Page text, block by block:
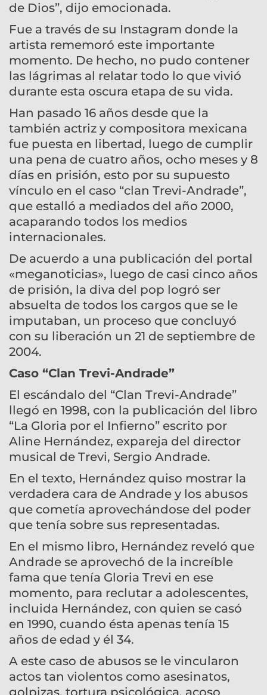
de Dios”, dijo emocionada.
Fue a través de su Instagram donde la
artista rememoró este importante
momento. De hecho, no pudo contener
las lágrimas al relatar todo lo que vivió
durante esta oscura etapa de su vida.
Han pasado 16 años desde que la
también actriz y compositora mexicana
fue puesta en libertad, luego de cumplir
una pena de cuatro años, ocho meses y 8
días en prisión, esto por su supuesto
vínculo en el caso “clan Trevi-Andrade”,
que estalló a mediados del año 2000,
acaparando todos los medios
internacionales.
De acuerdo a una publicación del portal
«meganoticias», luego de casi cinco años
de prisión, la diva del pop logró ser
absuelta de todos los cargos que se le
imputaban, un proceso que concluyó
con su liberación un 21 de septiembre de
2004.
Caso “Clan Trevi-Andrade”
El escándalo del “Clan Trevi-Andrade”
llegó en 1998, con la publicación del libro
“La Gloria por el Infierno” escrito por
Aline Hernández, expareja del director
musical de Trevi, Sergio Andrade.
En el texto, Hernández quiso mostrar la
verdadera cara de Andrade y los abusos
que cometía aprovechándose del poder
que tenía sobre sus representadas.
En el mismo libro, Hernández reveló que
Andrade se aprovechó de la increíble
fama que tenía Gloria Trevi en ese
momento, para reclutar a adolescentes,
incluida Hernández, con quien se casó
en 1990, cuando ésta apenas tenía 15
años de edad y él 34.
A este caso de abusos se le vincularon
actos tan violentos como asesinatos,
golpizas, tortura psicológica, acoso